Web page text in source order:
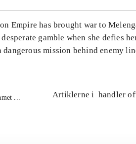
Empire has brought war to
gamble when she defies
mission behind enemy
...
Artiklerne i handler